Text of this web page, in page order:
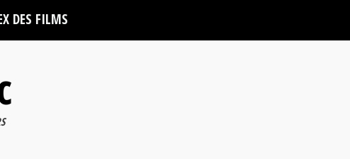
DES FILMS